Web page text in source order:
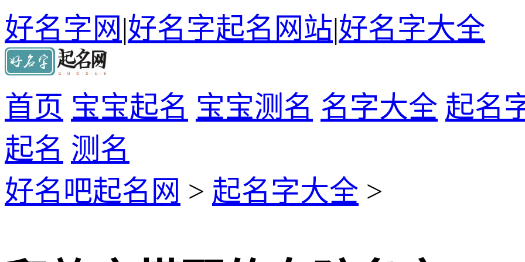
好名字网|好名字起名网站|好名字大全
首页 宝宝起名 宝宝测名 名字大全 起名
起名 测名
好名吧起名网 > 起名字大全 >